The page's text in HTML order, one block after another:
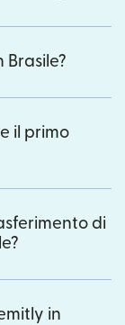
Brasile?
il primo
di
in